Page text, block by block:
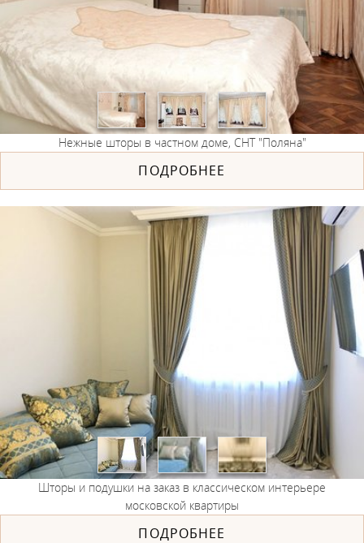
Нежные шторы в частном доме, СНТ "Поляна"
ПОДРОБНЕЕ
Шторы и подушки на заказ в классическом интерьере
московской квартиры
ПОДРОБНЕЕ